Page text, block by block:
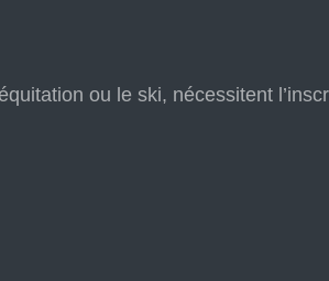
ou le ski, nécessitent